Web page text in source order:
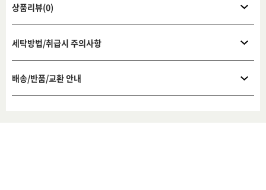
상품리뷰(0)
세탁방법/취급시 주의사항
배송/반품/교환 안내